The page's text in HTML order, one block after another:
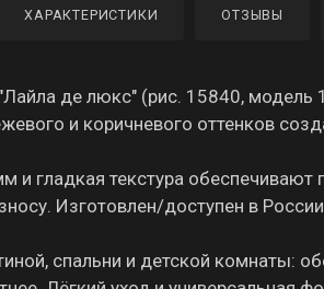
ХАРАКТЕРИСТИКИ ОТЗЫВЫ
де люкс" (рис. 15840, модель
и коричневого оттенков
и гладкая текстура
Изготовлен/доступен в
спальни и детской комнаты: